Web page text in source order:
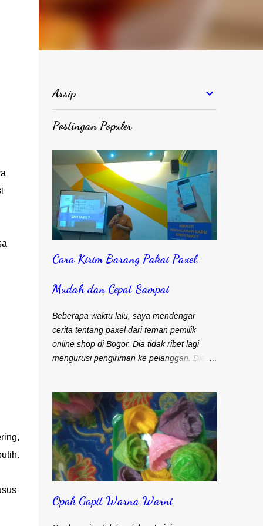
Arsip
Postingan Populer
Cara Kirim Barang Pakai Paxel,
Mudah dan Cepat Sampai
Beberapa waktu lalu, saya mendengar
cerita tentang paxel dari teman pemilik
online shop di Bogor. Dia tidak ribet lagi
mengurusi pengiriman ke pelanggan. Dia
mengandalkan kurir dan ojek online untuk
masalah pengiriman. Frozen food menuntut
agar cepat sampai ke pelanggan. Bapak
Djohari Zein, CEO Paxel Indonesia Teman
saya sebenarnya lebih suka menggunakan
kurir. Pengiriman cepat sampai ke
banyak barang untuk dikirim. Namun
Opak Gapit Warna Warni